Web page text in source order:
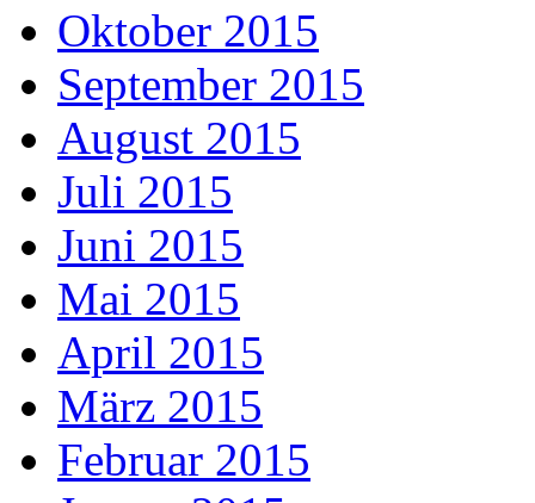
Oktober 2015
September 2015
August 2015
Juli 2015
Juni 2015
Mai 2015
April 2015
März 2015
Februar 2015